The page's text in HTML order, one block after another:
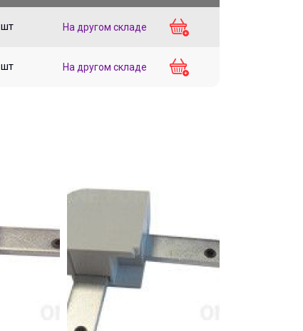
шт На другом складе
шт На другом складе